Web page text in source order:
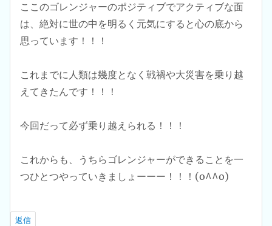
ここのゴレンジャーのポジティブでアクティブな面
は、絶対に世の中を明るく元気にすると心の底から
思っています！！！
これまでに人類は幾度となく戦禍や大災害を乗り越
えてきたんです！！！
今回だって必ず乗り越えられる！！！
これからも、うちらゴレンジャーができることを一
つひとつやっていきましょーーー！！！(o^^o)
返信